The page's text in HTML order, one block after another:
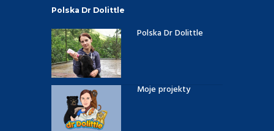
Polska Dr Dolittle
Polska Dr Dolittle
Moje projekty